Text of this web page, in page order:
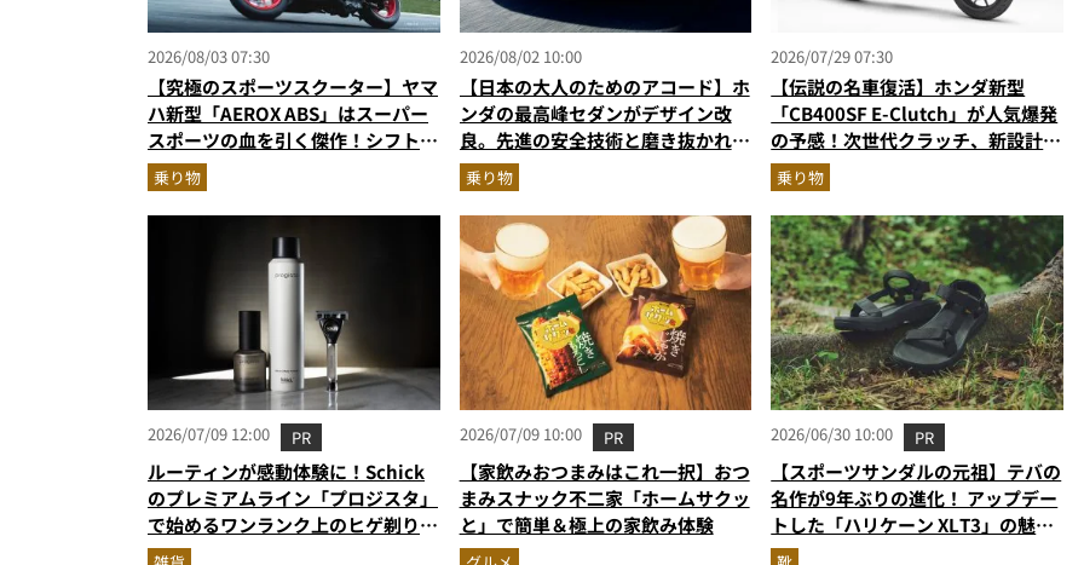
2026/08/03 07:30
【究極のスポーツスクーター】ヤマ
ハ新型「AEROX ABS」はスーパー
スポーツの血を引く傑作！シフトダ
ウン可能で街乗りからツーリングま
で最強
乗り物
2026/08/02 10:00
【日本の大人のためのアコード】ホ
ンダの最高峰セダンがデザイン改
良。先進の安全技術と磨き抜かれた
美しさでさらに上質に
乗り物
2026/07/29 07:30
【伝説の名車復活】ホンダ新型
「CB400SF E-Clutch」が人気爆発
の予感！次世代クラッチ、新設計の
直列4気筒エンジン搭載
乗り物
2026/07/09 12:00 PR
ルーティンが感動体験に！Schick
のプレミアムライン「プロジスタ」
で始めるワンランク上のヒゲ剃り習
慣
2026/07/09 10:00 PR
【家飲みおつまみはこれ一択】おつ
まみスナック不二家「ホームサクッ
と」で簡単＆極上の家飲み体験
2026/06/30 10:00 PR
【スポーツサンダルの元祖】テバの
名作が9年ぶりの進化！ アップデー
トした「ハリケーン XLT3」の魅力
を識者があらゆる角度から徹底解